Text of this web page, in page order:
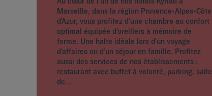
Marseille, dans la région Provence-Alpes-Côte
d’Azur, vous profitez d’une chambre au confort
optimal équipée d’oreillers à mémoire de
forme. Une halte idéale lors d’un voyage
d’affaires ou d’un séjour en famille. Profitez
aussi des services de nos établissements :
restaurant avec buffet à volonté, parking, salle
de...